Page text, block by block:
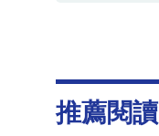
推薦閱讀